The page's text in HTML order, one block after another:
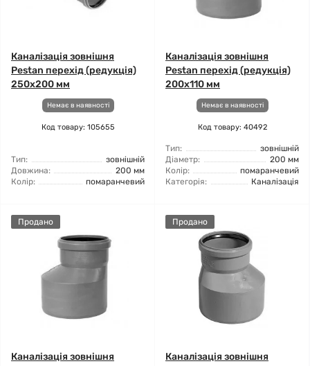
Каналізація зовнішня
Pestan перехід (редукція)
250x200 мм
Немає в наявності
Код товару: 105655
Тип:
зовнішній
Довжина:
200 мм
Колір:
помаранчевий
Каналізація зовнішня
Pestan перехід (редукція)
200x110 мм
Немає в наявності
Код товару: 40492
Тип:
зовнішній
Діаметр:
200 мм
Колір:
помаранчевий
Категорія:
Каналізація
Продано
Каналізація зовнішня
Продано
Каналізація зовнішня